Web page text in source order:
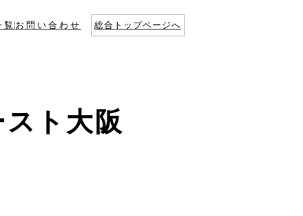
覧 お問い合わせ 総合トップページへ
ト大阪